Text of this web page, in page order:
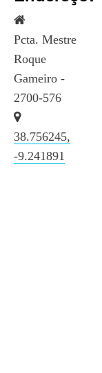
Pcta. Mestre
Roque
Gameiro -
2700-576
38.756245,
-9.241891